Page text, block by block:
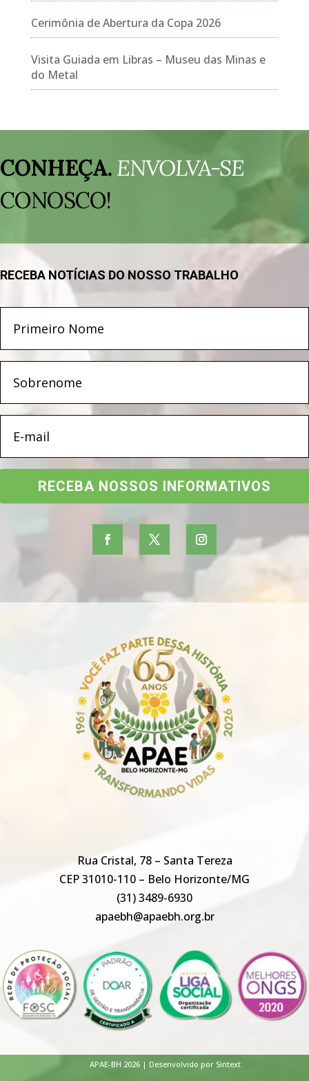
Cerimônia de Abertura da Copa 2026
Visita Guiada em Libras – Museu das Minas e
do Metal
de
vídeo
CONHEÇA.ENVOLVA-SE
CONOSCO!
RECEBA NOTÍCIAS DO NOSSO TRABALHO
RECEBA NOSSOS INFORMATIVOS
Rua Cristal, 78 – Santa Tereza
CEP 31010-110 – Belo Horizonte/MG
(31) 3489-6930
apaebh@apaebh.org.br
APAE-BH 2026 | Desenvolvido por Sintext